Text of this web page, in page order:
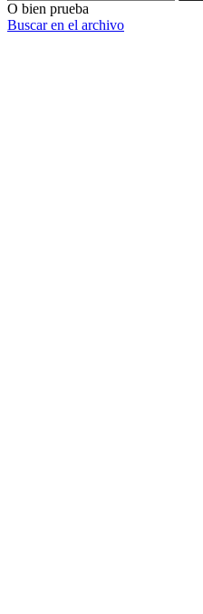
O bien prueba
Buscar en el archivo